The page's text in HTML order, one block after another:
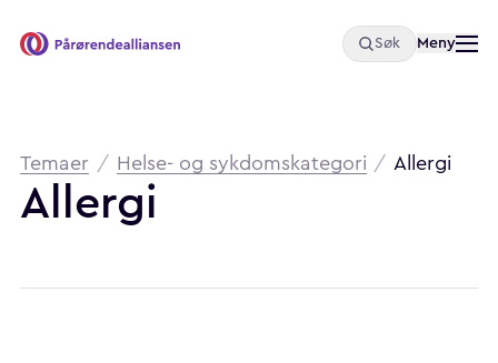
Pårørendealliansen Søk Åpne
Meny
Brødsmulesti
Temaer / Helse- og sykdomskategori / Allergi
Allergi